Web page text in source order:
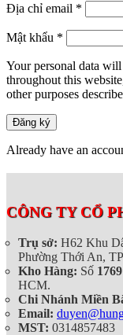
Địa chỉ email *
Mật khẩu *
Your personal data
throughout this
other purposes
Đăng ký
Already have an
CÔNG TY CỔ
Trụ sở: H62 Khu
Phường Thới An,
Kho Hàng: Số 1769
HCM.
Chi Nhánh Miền
Email:
MST: 0314857483